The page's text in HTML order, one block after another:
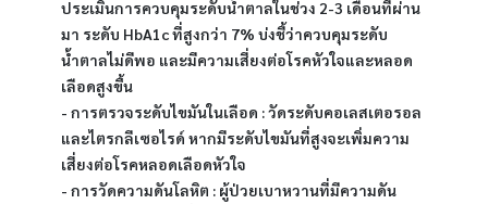
ประเมินการควบคุมระดับน้ำตาลในช่วง 2-3 เดือนที่ผ่าน
มา ระดับ HbA1c ที่สูงกว่า 7% บ่งชี้ว่าควบคุมระดับ
น้ำตาลไม่ดีพอ และมีความเสี่ยงต่อโรคหัวใจและหลอด
เลือดสูงขึ้น
- การตรวจระดับไขมันในเลือด : วัดระดับคอเลสเตอรอล
และไตรกลีเซอไรด์ หากมีระดับไขมันที่สูงจะเพิ่มความ
เสี่ยงต่อโรคหลอดเลือดหัวใจ
- การวัดความดันโลหิต : ผู้ป่วยเบาหวานที่มีความดัน